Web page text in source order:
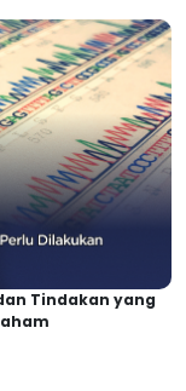
Tindakan yang